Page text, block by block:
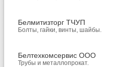
Белмитизторг ТЧУП
Болты, гайки, винты, шайбы.
Белтехкомсервис ООО
Трубы и металлопрокат.